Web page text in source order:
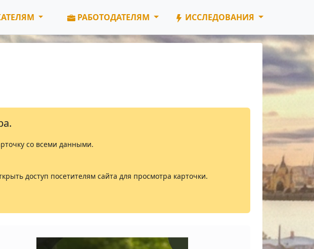
РАБОТОДАТЕЛЯМ ИССЛЕДОВАНИЯ
со всеми данными.
доступ посетителям сайта для просмотра карточки.